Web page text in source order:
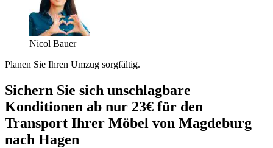
Nicol Bauer
Planen Sie Ihren Umzug sorgfältig.
Sichern Sie sich unschlagbare
Konditionen ab nur 23€ für den
Transport Ihrer Möbel von Magdeburg
nach Hagen